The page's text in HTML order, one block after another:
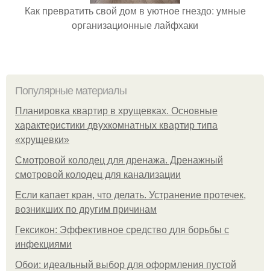
Как превратить свой дом в уютное гнездо: умные
организационные лайфхаки
Популярные материалы
Планировка квартир в хрущевках. Основные
характеристики двухкомнатных квартир типа
«хрущевки»
Смотровой колодец для дренажа. Дренажный
смотровой колодец для канализации
Если капает кран, что делать. Устранение протечек,
возникших по другим причинам
Гексикон: Эффективное средство для борьбы с
инфекциями
Обои: идеальный выбор для оформления пустой